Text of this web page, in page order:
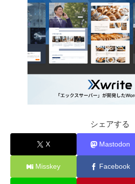
シェアする
X Mastodon
Misskey Facebook